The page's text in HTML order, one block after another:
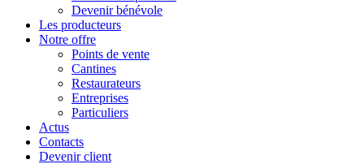
Devenir bénévole
Les producteurs
Notre offre
Points de vente
Cantines
Restaurateurs
Entreprises
Particuliers
Actus
Contacts
Devenir client